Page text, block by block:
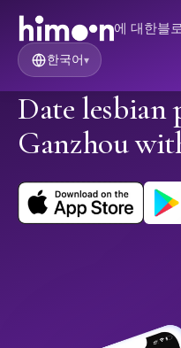
에 대한블
한국어▾
Date lesbian
Ganzhou